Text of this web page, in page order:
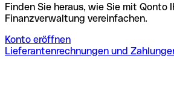
Finden Sie heraus, wie Sie mit Qonto
Finanzverwaltung vereinfachen.
Konto eröffnen
Lieferantenrechnungen und